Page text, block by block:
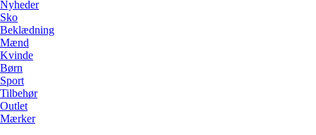
Nyheder
Sko
Beklædning
Mænd
Kvinde
Børn
Sport
Tilbehør
Outlet
Mærker